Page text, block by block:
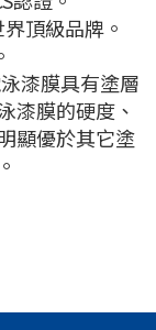
頂級品牌。
漆膜具有塗層
漆膜的硬度、
顯優於其它塗